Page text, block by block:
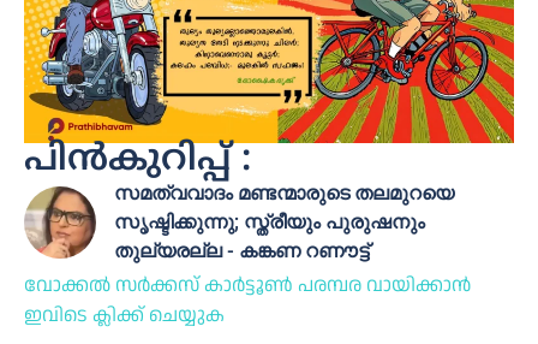
പിൻകുറിപ്പ് :
സമത്വവാദം മണ്ടന്മാരുടെ തലമുറയെ
സൃഷ്ടിക്കുന്നു; സ്ത്രീയും പുരുഷനും
തുല്യരല്ല - കങ്കണ റണൗട്ട്
വോക്കൽ സർക്കസ് കാർട്ടൂൺ പരമ്പര വായിക്കാൻ
ഇവിടെ ക്ലിക്ക് ചെയ്യുക